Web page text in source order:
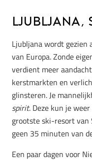
Ljubljana,
Ljubljana wordt gezien
van Europa. Zonde
verdient meer
kerstmarkten en
glinsteren. Je
spirit. Deze kun je
grootste ski-resort van
geen 35 minuten van
Een paar dagen voor